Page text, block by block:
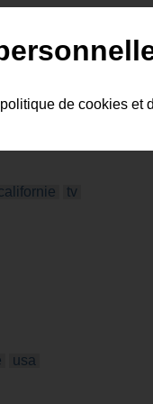
tv
usa
de cookies